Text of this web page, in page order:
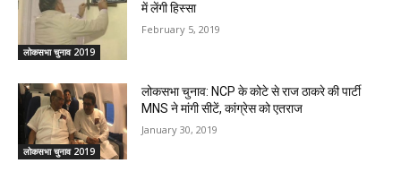
लोकसभा चुनाव 2019
में लेंगी हिस्सा
February 5, 2019
लोकसभा चुनाव 2019
लोकसभा चुनाव: NCP के कोटे से राज ठाकरे की पार्टी
MNS ने मांगी सीटें, कांग्रेस को एतराज
January 30, 2019